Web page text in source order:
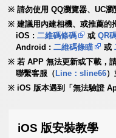
請勿使用 QQ瀏覽器、UC
建議用內建相機、或推薦的
iOS :二維碼條碼 或QR
Android :二維碼條瞄 或
若 APP 無法更新或下載，
聯繫客服（ Line：sline66
iOS 版本遇到「無法驗證
iOS 版安裝教學